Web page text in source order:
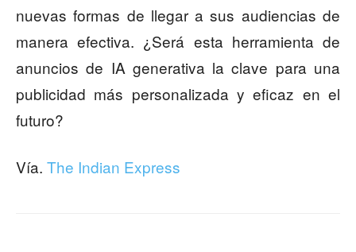
nuevas formas de llegar a sus audiencias de
manera efectiva. ¿Será esta herramienta de
anuncios de IA generativa la clave para una
publicidad más personalizada y eficaz en el
futuro?
Vía. The Indian Express